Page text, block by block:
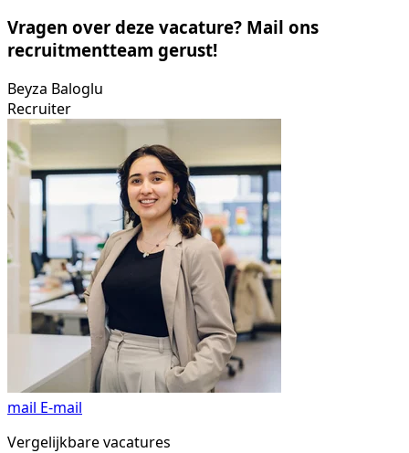
Vragen over deze vacature? Mail ons
recruitmentteam gerust!
Beyza Baloglu
Recruiter
mail E-mail
Vergelijkbare vacatures